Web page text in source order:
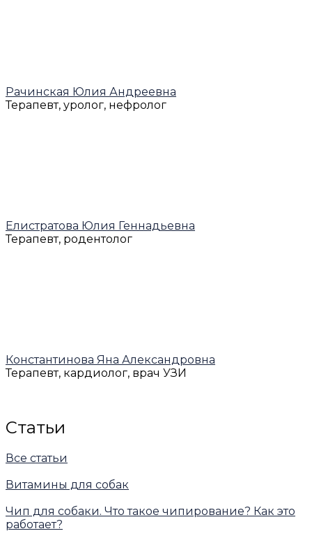
Рачинская Юлия Андреевна
Терапевт, уролог, нефролог
Елистратова Юлия Геннадьевна
Терапевт, родентолог
Константинова Яна Александровна
Терапевт, кардиолог, врач УЗИ
Статьи
Все статьи
Витамины для собак
Чип для собаки. Что такое чипирование? Как это
работает?